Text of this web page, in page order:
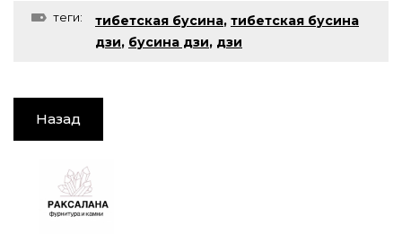
теги: тибетская бусина, тибетская бусина
дзи, бусина дзи, дзи
Назад